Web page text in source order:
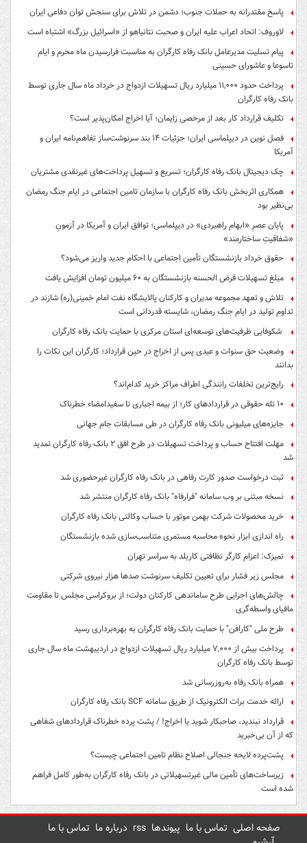
پاسخ مقتدرانه به حملات جنوب؛ دشمن در تلاش برای سنجش توان دفاعی ایران
لاوروف: اتحاد اعراب علیه ایران و صحبت نتانیاهو از «اسرائیل بزرگ» اشتباه است
پیام تسلیت مدیرعامل بانک رفاه کارگران به مناسبت فرارسیدن ماه محرم و ایام
تاسوعا و عاشورای حسینی
پرداخت حدود ۱۱,۰۰۰ میلیارد ریال تسهیلات ازدواج در خرداد ماه سال جاری توسط
بانک رفاه کارگران
تکلیف قرارداد کار بعد از مرخصی زایمان؛ آیا اخراج امکان‌پذیر است؟
فصل نوین در دیپلماسی ایران؛ جزئیات ۱۴ بند سرنوشت‌ساز تفاهم‌نامه ایران و
آمریکا
چک دیجیتال بانک رفاه کارگران؛ تسریع و تسهیل پرداخت‌های غیرنقدی مشتریان
همکاری اثربخش بانک رفاه کارگران با سازمان تامین اجتماعی در ایام جنگ رمضان
بی‌نظیر بود
پایان عصرِ «ابهام راهبردی» در دیپلماسی؛ توافق ایران و آمریکا در آزمونِ
«شفافیتِ ساختارمند»
حقوق خرداد بازنشستگان تأمین اجتماعی با احکام جدید واریز می‌شود؟
مبلغ تسهیلات قرض الحسنه بازنشستگان به ۶۰ میلیون تومان افزایش یافت
تلاش و تعهد مجموعه مدیران و کارکنان پالایشگاه نفت امام خمینی(ره) شازند در
تداوم تولید در ایام جنگ رمضان، شایسته قدردانی است
شکوفایی ظرفیت‌های توسعه‌ای استان مرکزی با حمایت بانک رفاه کارگران
وضعیت حق سنوات و عیدی پس از اخراج در حین قرارداد؛ کارگران این نکات را
بدانند
رایج‌ترین تخلفات رانندگی اطراف مراکز خرید کدام‌اند؟
۱۰ تله حقوقی در قراردادهای کار؛ از بیمه اجباری تا سفیدامضاء خطرناک
جایزه‌های میلیونی بانک رفاه کارگران در طی مسابقات جام جهانی
مهلت افتتاح حساب و پرداخت تسهیلات در طرح افق ۲ بانک رفاه کارگران تمدید
شد
ثبت درخواست صدور کارت رفاهی در بانک رفاه کارگران غیرحضوری شد
نسخه مبتنی بر وب سامانه "فرارفاه" بانک رفاه کارگران منتشر شد
خرید محصولات شرکت بهمن موتور با حساب وکالتی بانک رفاه کارگران
راه اندازی ابزار نحوه محاسبه مستمری متناسب‌سازی شده بازنشستگان
تمیزک: اعزام کارگر نظافتی کاربلد به سراسر تهران
مجلس زیر فشار برای تعیین تکلیف سرنوشت صدها هزار نیروی شرکتی
چالش‌های اجرایی طرح ساماندهی کارکنان دولت؛ از بروکراسی مجلس تا مقاومت
مافیای واسطه‌گری
طرح ملی "کارافن" با حمایت بانک رفاه کارگران به بهره‌برداری رسید
پرداخت بیش از ۷,۰۰۰ میلیارد ریال تسهیلات ازدواج در اردیبهشت ماه سال جاری
توسط بانک رفاه کارگران
همراه بانک رفاه به‌روزرسانی شد
ارائه خدمت برات الکترونیک از طریق سامانه SCF بانک رفاه کارگران
قرارداد نبندید، صاحبکار شوید یا اخراج! / پشت پرده خطرناک قراردادهای شفاهی
که از آن بی‌خبرید
پشت‌پرده لایحه جنجالی اصلاح نظام تامین اجتماعی چیست؟
زیرساخت‌های تأمین مالی غیرتسهیلاتی در بانک رفاه کارگران به‌طور کامل فراهم
شده است
صفحه اصلی تماس با ما پیوندها rss درباره ما تماس با ما